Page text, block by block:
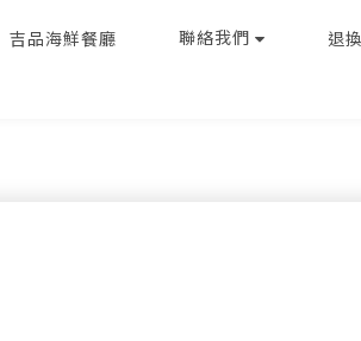
吉品海鮮餐廳 聯絡我們 退